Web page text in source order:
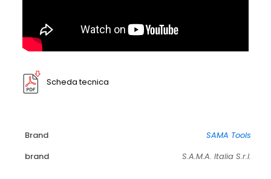
Scheda tecnica
Brand
SAMA Tools
brand
S.A.M.A. Italia S.r.l.